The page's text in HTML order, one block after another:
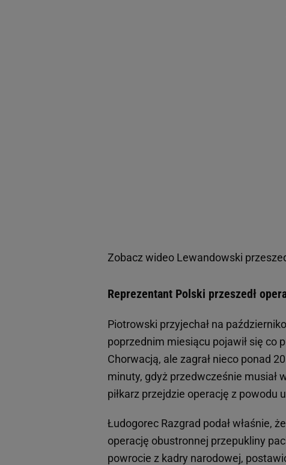
Zobacz wideo Lewandowski
Reprezentant Polski przeszedł
Piotrowski przyjechał na
poprzednim miesiącu pojawił się co
Chorwacją, ale zagrał nieco ponad
minuty, gdyż przedwcześnie musiał
piłkarz przejdzie operację z powodu
Łudogorec Razgrad podał właśnie,
operację obustronnej przepukliny
powrocie z kadry narodowej,